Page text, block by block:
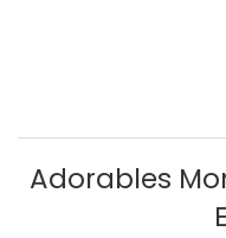
Adorables